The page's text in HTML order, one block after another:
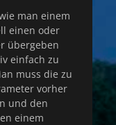
man einem
einen oder
übergeben
einfach zu
muss die zu
vorher
und den
einem